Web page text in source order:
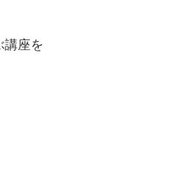
講座を